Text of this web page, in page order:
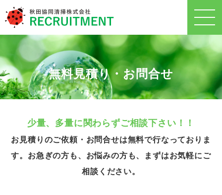
無料見積り・お問合せ
少量、多量に関わらずご相談下さい！！
お見積りのご依頼・お問合せは無料で行なっておりま
す。お急ぎの方も、お悩みの方も、まずはお気軽にご
相談ください。